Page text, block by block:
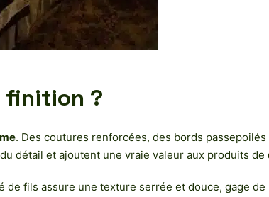
finition ?
. Des coutures renforcées, des bords
détail et ajoutent une vraie valeur aux produits de
fils assure une texture serrée et douce, gage